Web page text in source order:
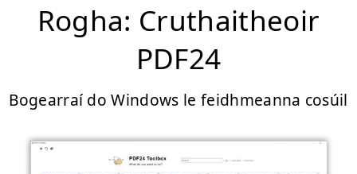
Rogha: Cruthaitheoir
PDF24
Bogearraí do Windows le feidhmeanna cosúil